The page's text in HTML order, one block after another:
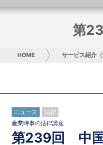
第
HOME サービス紹介（
ニュース 法律
産業時事の法律講座
第239回 中国